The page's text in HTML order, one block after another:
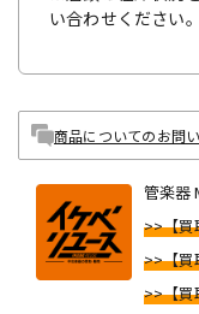
い合わせください。
商品についてのお問
管楽器
>>【買
>>【買
>>【買